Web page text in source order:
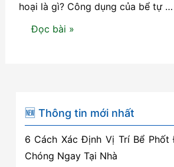
hoại là gì? Công dụng của bể tự …
Bể
Nguyên
lý
hoạt
động
Đọc bài »
🆕 Thông tin mới nhất
6 Cách Xác Định Vị Trí Bể Phốt
Chóng Ngay Tại Nhà